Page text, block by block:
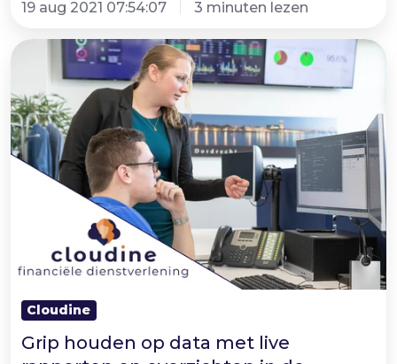
19 aug 2021 07:54:07 3 minuten lezen
Grip
houden
op
data
met
live
rapporten
overzichten
in
de
financiële
dienstverlening
Cloudine
Grip houden op data met live